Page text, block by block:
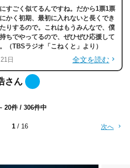
すごく似てるんですね。だから1票1票
かく初期、最初に入れないと長くでき
りするので。これはもうみんなで、僕
ちでやってるので、ぜひぜひ応援して
（TBSラジオ「こねくと」より）
日
全文を読む
さん
20件 / 306件中
1/ 16 次へ